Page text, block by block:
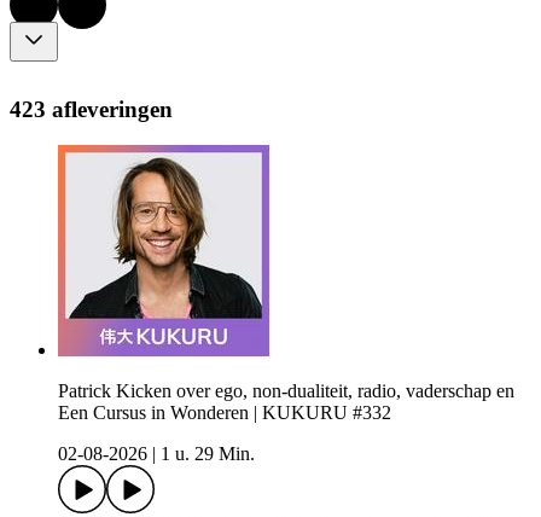
423 afleveringen
Patrick Kicken over ego, non-dualiteit, radio, vaderschap en
Een Cursus in Wonderen | KUKURU #332
02-08-2026
1 u. 29 Min.